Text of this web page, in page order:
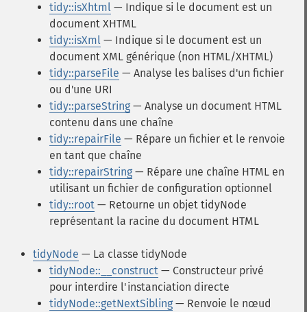
tidy::isXhtml — Indique si le document est un
document XHTML
tidy::isXml — Indique si le document est un
document XML générique (non HTML/XHTML)
tidy::parseFile — Analyse les balises d'un fichier
ou d'une URI
tidy::parseString — Analyse un document HTML
contenu dans une chaîne
tidy::repairFile — Répare un fichier et le renvoie
en tant que chaîne
tidy::repairString — Répare une chaîne HTML en
utilisant un fichier de configuration optionnel
tidy::root — Retourne un objet tidyNode
représentant la racine du document HTML
tidyNode — La classe tidyNode
tidyNode::__construct — Constructeur privé
pour interdire l'instanciation directe
tidyNode::getNextSibling — Renvoie le nœud